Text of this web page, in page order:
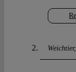
Weichtier